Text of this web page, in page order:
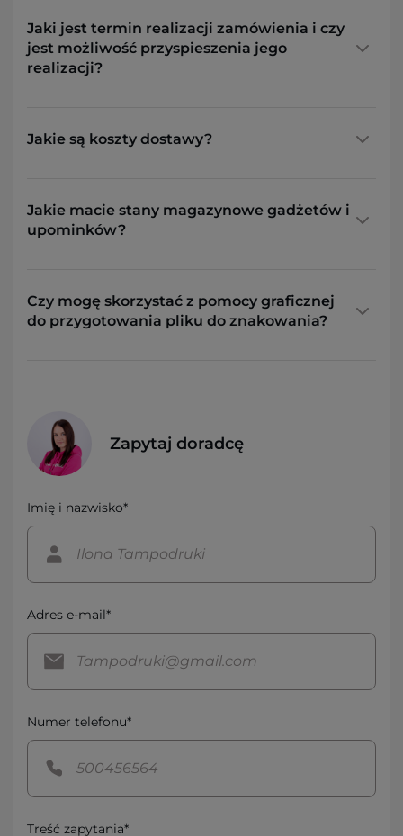
Jaki jest termin realizacji zamówienia i czy
jest możliwość przyspieszenia jego
realizacji?
Jakie są koszty dostawy?
Jakie macie stany magazynowe gadżetów i
upominków?
Czy mogę skorzystać z pomocy graficznej
do przygotowania pliku do znakowania?
Zapytaj doradcę
Imię i nazwisko*
Adres e-mail*
Numer telefonu*
Treść zapytania*